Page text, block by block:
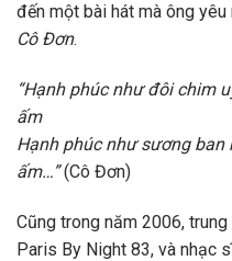
đến một bài hát mà ông
Cô Đơn.
“Hạnh phúc như đôi chim
ấm
Hạnh phúc như sương
ấm…”(Cô Đơn)
Cũng trong năm 2006,
Paris By Night 83, và nhạc